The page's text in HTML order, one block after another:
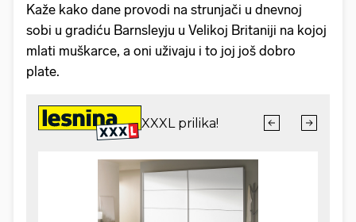
Kaže kako dane provodi na strunjači u dnevnoj
sobi u gradiću Barnsleyju u Velikoj Britaniji na kojoj
mlati muškarce, a oni uživaju i to joj još dobro
plate.